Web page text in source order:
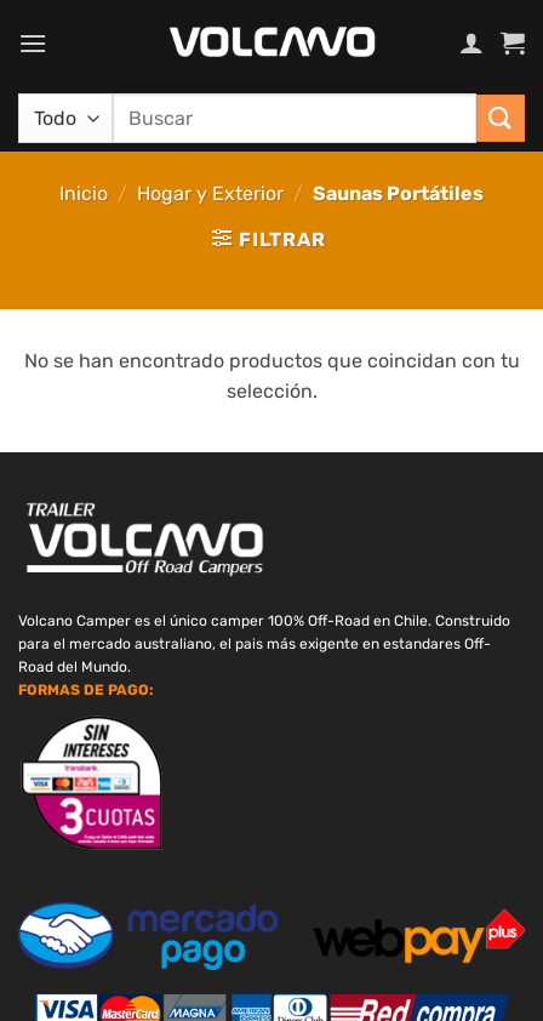
Buscar
Inicio / Hogar y Exterior / Saunas Portátiles
FILTRAR
No se han encontrado productos que coincidan con tu
selección.
Volcano Camper es el único camper 100% Off-Road en Chile. Construido
para el mercado australiano, el pais más exigente en estandares Off-
Road del Mundo.
FORMAS DE PAGO: